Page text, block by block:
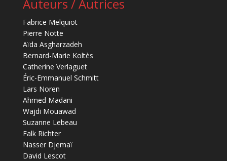
Auteurs / Autrices
Fabrice Melquiot
Pierre Notte
Aïda Asgharzadeh
Bernard-Marie Koltès
Catherine Verlaguet
Éric-Emmanuel Schmitt
Lars Noren
Ahmed Madani
Wajdi Mouawad
Suzanne Lebeau
Falk Richter
Nasser Djemaï
David Lescot